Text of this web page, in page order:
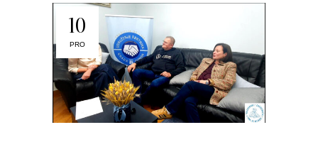
10
PRO